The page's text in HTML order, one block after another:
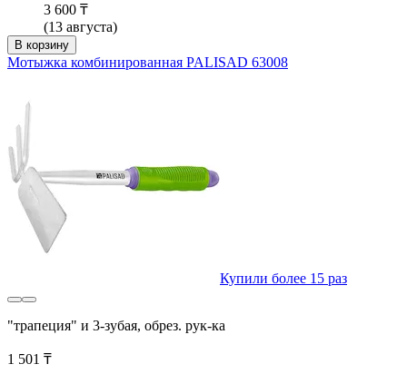
3 600 ₸
(13 августа)
В корзину
Мотыжка комбинированная PALISAD 63008
Купили более 15 раз
"трапеция" и 3-зубая, обрез. рук-ка
1 501 ₸